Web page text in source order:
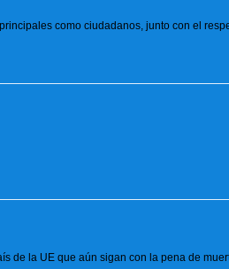
como ciudadanos, junto con el
de la UE que aún sigan con la pena de